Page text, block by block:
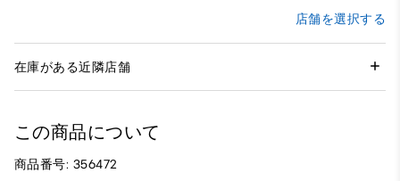
店舗を選択する
在庫がある近隣店舗
この商品について
商品番号: 356472